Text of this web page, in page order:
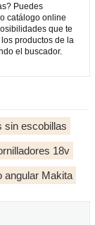
Puedes
catálogo online
que te
productos de la
el buscador.
sin escobillas
18v
angular Makita